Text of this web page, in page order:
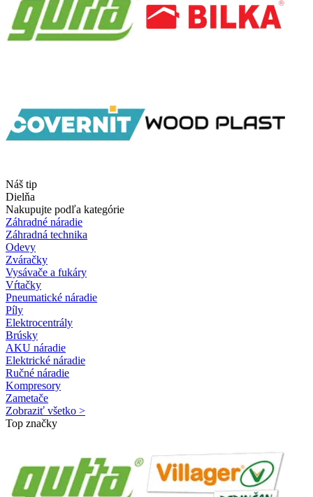
Náš tip
Dielňa
Nakupujte podľa kategórie
Záhradné náradie
Záhradná technika
Odevy
Zváračky
Vysávače a fukáry
Vŕtačky
Pneumatické náradie
Píly
Elektrocentrály
Brúsky
AKU náradie
Elektrické náradie
Ručné náradie
Kompresory
Zametače
Zobraziť všetko >
Top značky